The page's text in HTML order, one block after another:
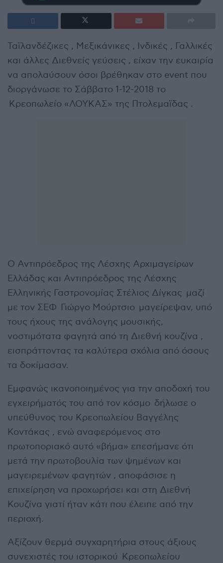
Ταϊλανδέζικες , Μεξικάνικες , Ινδικές , Γαλλικές
και άλλες Διεθνείς γεύσεις , είχαν την ευκαιρία
να απολαύσουν όσοι βρέθηκαν στο event που
διοργάνωσε το Σάββατο 1-12-2018 το
Κρεοπωλείο «ΛΟΥΚΑΣ» της Πτολεμαϊδας .
Ο Αντιπρόεδρος της Λέσχης Αρχιμαγείρων
Ελλάδας και Αντιπρόεδρος της Λέσχης
Ελληνικής Γαστρονομίας Στέλιος Δίγκας μαζί
με τον ΣΕΦ Γιώργο Μούρτσιο μαγείρεψαν, υπό
τους ήχους της ανάλογης μουσικής,
νοστιμότατα φαγητά από τη Διεθνή κουζίνα ,
εισπράττοντας τα καλύτερα σχόλια από όσους
τα δοκίμασαν.
Εμφανώς ικανοποιημένος για την αποδοχή του
εγχειρήματός του από τον κόσμο δήλωσε ο
υπεύθυνος του Κρεοπωλείου Βαγγέλης
Κοντάκας , ενώ αναφερόμενος στο
πρωτοποριακό αυτό «βήμα» επεσήμανε ότι
μετά την πρωτοβουλία των ψημένων και
μαγειρεμένων φαγητών , αποφάσισε η
επιχείρηση να προχωρήσει και στη Διεθνή
Κουζίνα γιατί ήταν κάτι που έλειπε από την
περιοχή.
Αξίζουν θερμά συγχαρητήρια στους άξιους
συνεχιστές του ιστορικού Κρεοπωλείου